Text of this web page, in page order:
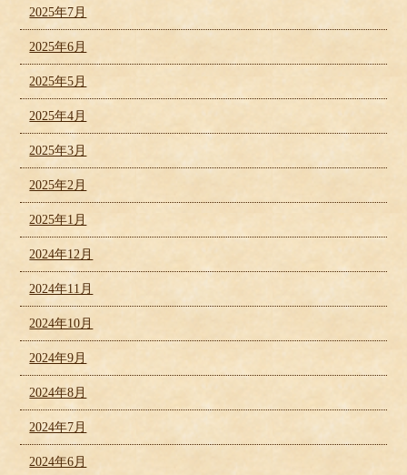
2025年7月
2025年6月
2025年5月
2025年4月
2025年3月
2025年2月
2025年1月
2024年12月
2024年11月
2024年10月
2024年9月
2024年8月
2024年7月
2024年6月